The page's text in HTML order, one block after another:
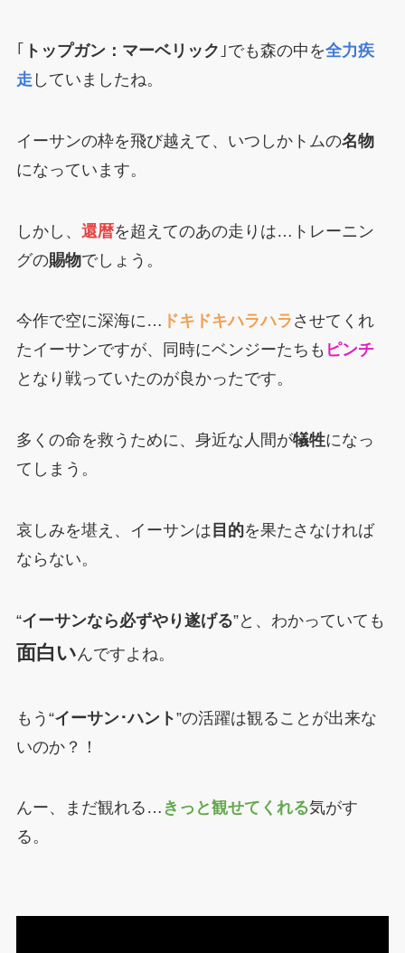
｢ トップガン：マーベリック ｣でも森の中を全力疾
走 していましたね。
イーサンの枠を飛び越えて、いつしかトムの名物
になっています。
しかし、 還暦を超えてのあの走りは…トレーニン
グの賜物でしょう。
今作で空に深海に… ドキドキハラハラ させてくれ
たイーサンですが、同時にベンジーたちも ピンチ
となり戦っていたのが良かったです。
多くの命を救うために、身近な人間が犠牲になっ
てしまう。
哀しみを堪え、イーサンは 目的を果たさなければ
ならない。
“イーサンなら必ずやり遂げる”と、わかっていても
面白いんですよね。
もう“イーサン･ハント”の活躍は観ることが出来な
いのか？！
んー、まだ観れる… きっと観せてくれる気がす
る。